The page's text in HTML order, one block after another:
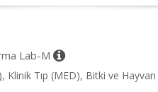
Lab-M
Klinik Tıp (MED), Bitki ve